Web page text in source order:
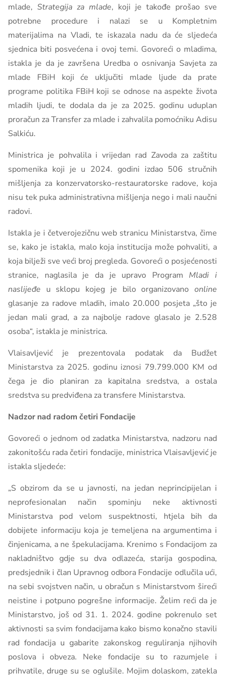
mlade, Strategija za mlade, koji je takođe prošao sve
potrebne procedure i nalazi se u Kompletnim
materijalima na Vladi, te iskazala nadu da će sljedeća
sjednica biti posvećena i ovoj temi. Govoreći o mladima,
istakla je da je završena Uredba o osnivanja Savjeta za
mlade FBiH koji će uključiti mlade ljude da prate
programe politika FBiH koji se odnose na aspekte života
mladih ljudi, te dodala da je za 2025. godinu uduplan
proračun za Transfer za mlade i zahvalila pomoćniku Adisu
Salkiću.
Ministrica je pohvalila i vrijedan rad Zavoda za zaštitu
spomenika koji je u 2024. godini izdao 506 stručnih
mišljenja za konzervatorsko-restauratorske radove, koja
nisu tek puka administrativna mišljenja nego i mali naučni
radovi.
Istakla je i četverojezičnu web stranicu Ministarstva, čime
se, kako je istakla, malo koja institucija može pohvaliti, a
koja bilježi sve veći broj pregleda. Govoreći o posjećenosti
stranice, naglasila je da je upravo Program Mladi i
naslijeđe u sklopu kojeg je bilo organizovano online
glasanje za radove mladih, imalo 20.000 posjeta „što je
jedan mali grad, a za najbolje radove glasalo je 2.528
osoba“, istakla je ministrica.
Vlaisavljević je prezentovala podatak da Budžet
Ministarstva za 2025. godinu iznosi 79.799.000 KM od
čega je dio planiran za kapitalna sredstva, a ostala
sredstva su predviđena za transfere Ministarstva.
Nadzor nad radom četiri Fondacije
Govoreći o jednom od zadatka Ministarstva, nadzoru nad
zakonitošću rada četiri fondacije, ministrica Vlaisavljević je
istakla sljedeće:
„S obzirom da se u javnosti, na jedan neprincipijelan i
neprofesionalan način spominju neke aktivnosti
Ministarstva pod velom suspektnosti, htjela bih da
dobijete informaciju koja je temeljena na argumentima i
činjenicama, a ne špekulacijama. Krenimo s Fondacijom za
nakladništvo gdje su dva odlazeća, starija gospodina,
predsjednik i član Upravnog odbora Fondacije odlučila ući,
na sebi svojstven način, u obračun s Ministarstvom šireći
neistine i potpuno pogrešne informacije. Želim reći da je
Ministarstvo, još od 31. 1. 2024. godine pokrenulo set
aktivnosti sa svim fondacijama kako bismo konačno stavili
rad fondacija u gabarite zakonskog reguliranja njihovih
poslova i obveza. Neke fondacije su to razumjele i
prihvatile, druge su se oglušile. Mojim dolaskom, zatekla